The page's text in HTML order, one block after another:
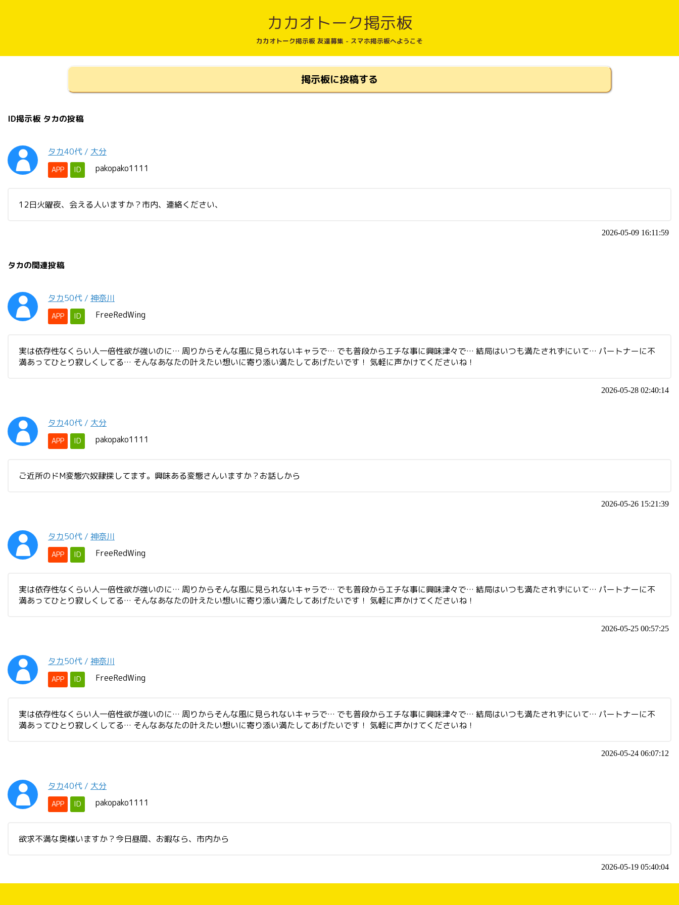
カカオトーク掲示板
カカオトーク掲示板 友達募集 - スマホ掲示板へようこそ
掲示板に投稿する
ID掲示板 タカの投稿
タカ40代 / 大分
APP ID pakopako1111
12日火曜夜、会える人いますか？市内、連絡ください、
2026-05-09 16:11:59
タカの関連投稿
タカ50代 / 神奈川
APP ID FreeRedWing
実は依存性なくらい人一倍性欲が強いのに… 周りからそんな風に見られないキャラで… でも普段からエチな事に興味津々で… 結局はいつも満たされずにいて… パートナーに不
満あってひとり寂しくしてる… そんなあなたの叶えたい想いに寄り添い満たしてあげたいです！ 気軽に声かけてくださいね！
2026-05-28 02:40:14
タカ40代 / 大分
APP ID pakopako1111
ご近所のドM変態穴奴隷探してます。興味ある変態さんいますか？お話しから
2026-05-26 15:21:39
タカ50代 / 神奈川
APP ID FreeRedWing
実は依存性なくらい人一倍性欲が強いのに… 周りからそんな風に見られないキャラで… でも普段からエチな事に興味津々で… 結局はいつも満たされずにいて… パートナーに不
満あってひとり寂しくしてる… そんなあなたの叶えたい想いに寄り添い満たしてあげたいです！ 気軽に声かけてくださいね！
2026-05-25 00:57:25
タカ50代 / 神奈川
APP ID FreeRedWing
実は依存性なくらい人一倍性欲が強いのに… 周りからそんな風に見られないキャラで… でも普段からエチな事に興味津々で… 結局はいつも満たされずにいて… パートナーに不
満あってひとり寂しくしてる… そんなあなたの叶えたい想いに寄り添い満たしてあげたいです！ 気軽に声かけてくださいね！
2026-05-24 06:07:12
タカ40代 / 大分
APP ID pakopako1111
欲求不満な奥様いますか？今日昼間、お暇なら、市内から
2026-05-19 05:40:04